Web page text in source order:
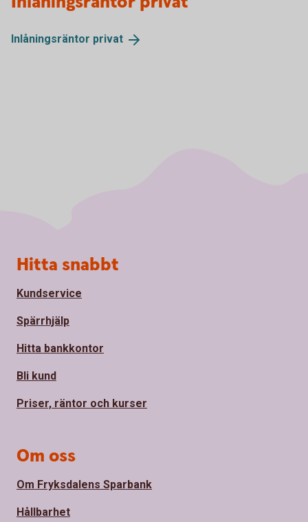
Inlåningsräntor privat
Sidfot
Hitta snabbt
Kundservice
Spärrhjälp
Hitta bankkontor
Bli kund
Priser, räntor och kurser
Om oss
Om Fryksdalens Sparbank
Hållbarhet